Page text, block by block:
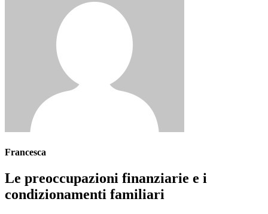
Francesca
Le preoccupazioni finanziarie e i
condizionamenti familiari